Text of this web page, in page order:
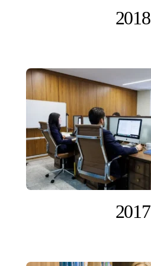
2018
2017